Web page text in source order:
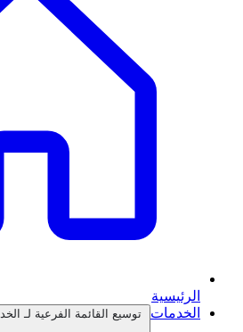
الرئيسية
الخدمات
توسيع القائمة الفرعية لـ